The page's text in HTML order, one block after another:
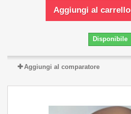
Aggiungi al carrello
Disponibile
Aggiungi al comparatore